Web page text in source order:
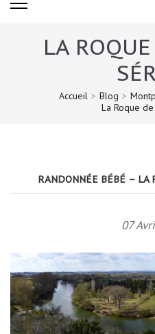
LA
Accueil > Blog >
La Roque
RANDONNÉE BÉBÉ – LA
07